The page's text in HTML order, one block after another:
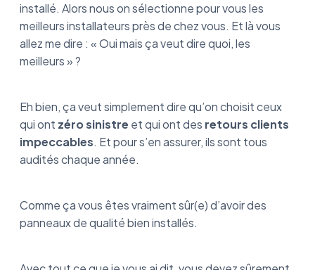
installé. Alors nous on sélectionne pour vous les
meilleurs installateurs près de chez vous. Et là vous
allez me dire : « Oui mais ça veut dire quoi, les
meilleurs » ?
Eh bien, ça veut simplement dire qu’on choisit ceux
qui ont zéro sinistre et qui ont des retours clients
impeccables. Et pour s’en assurer, ils sont tous
audités chaque année.
Comme ça vous êtes vraiment sûr(e) d’avoir des
panneaux de qualité bien installés.